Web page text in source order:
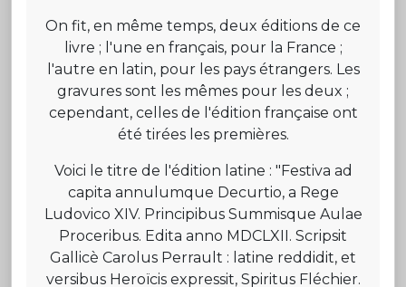
On fit, en même temps, deux éditions de ce
livre ; l'une en français, pour la France ;
l'autre en latin, pour les pays étrangers. Les
gravures sont les mêmes pour les deux ;
cependant, celles de l'édition française ont
été tirées les premières.
Voici le titre de l'édition latine : "Festiva ad
capita annulumque Decurtio, a Rege
Ludovico XIV. Principibus Summisque Aulae
Proceribus. Edita anno MDCLXII. Scripsit
Gallicè Carolus Perrault : latine reddidit, et
versibus Heroïcis expressit, Spiritus Fléchier.